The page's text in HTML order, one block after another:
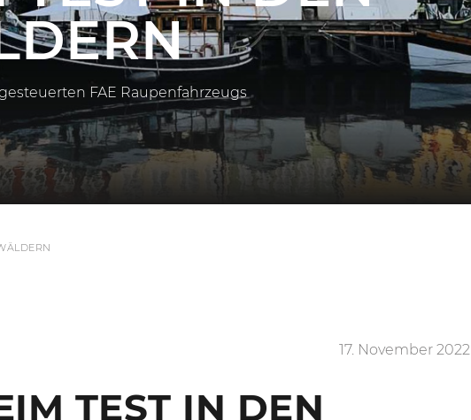
FAE Raupenfahrzeugs
17. November 2022
TEST IN DEN